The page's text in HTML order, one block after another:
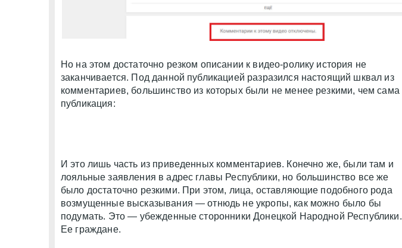
Но на этом достаточно резком описании к видео-ролику история не
заканчивается. Под данной публикацией разразился настоящий шквал из
комментариев, большинство из которых были не менее резкими, чем сама
публикация:
И это лишь часть из приведенных комментариев. Конечно же, были там и
лояльные заявления в адрес главы Республики, но большинство все же
было достаточно резкими. При этом, лица, оставляющие подобного рода
возмущенные высказывания — отнюдь не укропы, как можно было бы
подумать. Это — убежденные сторонники Донецкой Народной Республики.
Ее граждане.